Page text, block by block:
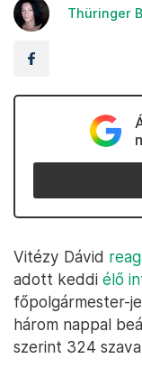
Thüringer
Vitézy Dávid
adott keddi élő
főpolgármester-
három nappal
szerint 324